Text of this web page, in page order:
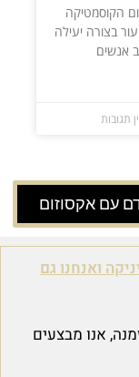
הקוסמטיקה
בצורה יעילה
אנשים
תגובות
עם אקסוזום
ואנחנו גם
אנו מבצעים